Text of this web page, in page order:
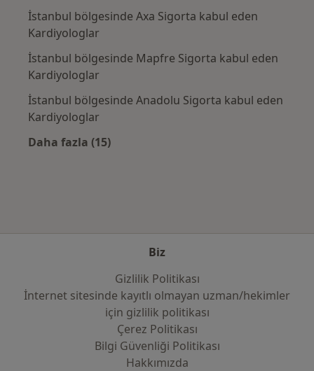
İstanbul bölgesinde Axa Sigorta kabul eden
Kardiyologlar
İstanbul bölgesinde Mapfre Sigorta kabul eden
Kardiyologlar
İstanbul bölgesinde Anadolu Sigorta kabul eden
Kardiyologlar
Daha fazla (15)
Biz
Gizlilik Politikası
İnternet sitesinde kayıtlı olmayan uzman/hekimler
i̇çin gizlilik politikası
Çerez Politikası
Bilgi Güvenliği Politikası
Hakkımızda